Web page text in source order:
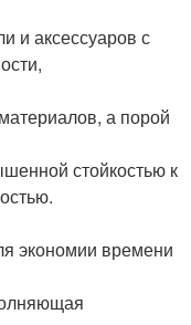
и аксессуаров с
а порой
стойкостью к
экономии времени